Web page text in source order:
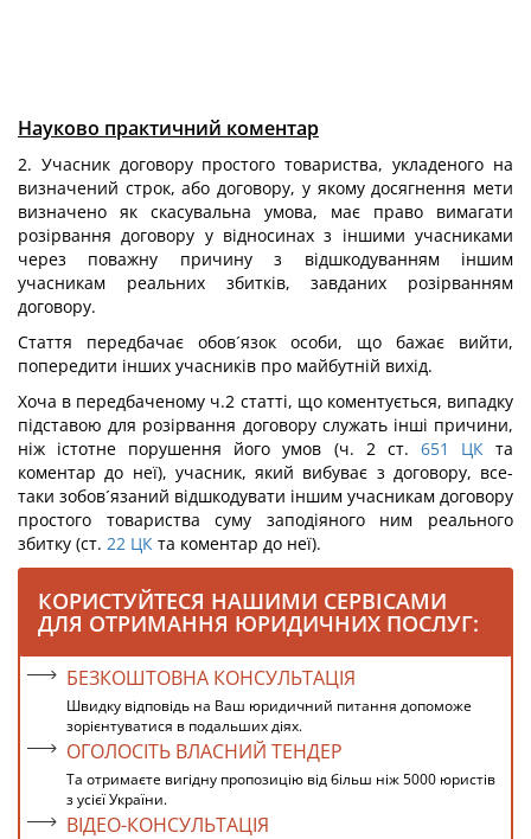
Науково практичний коментар
2. Учасник договору простого товариства, укладеного на
визначений строк, або договору, у якому досягнення мети
визначено як скасувальна умова, має право вимагати
розірвання договору у відносинах з іншими учасниками
через поважну причину з відшкодуванням іншим
учасникам реальних збитків, завданих розірванням
договору.
Стаття передбачає обов´язок особи, що бажає вийти,
попередити інших учасників про майбутній вихід.
Хоча в передбаченому ч.2 статті, що коментується, випадку
підставою для розірвання договору служать інші причини,
ніж істотне порушення його умов (ч. 2 ст. 651 ЦКта
коментар до неї), учасник, який вибуває з договору, все-
таки зобов´язаний відшкодувати іншим учасникам договору
простого товариства суму заподіяного ним реального
збитку (ст. 22 ЦК та коментар до неї).
КОРИСТУЙТЕСЯ НАШИМИ СЕРВІСАМИ
ДЛЯ ОТРИМАННЯ ЮРИДИЧНИХ ПОСЛУГ:
БЕЗКОШТОВНА КОНСУЛЬТАЦІЯ
Швидку відповідь на Ваш юридичний питання допоможе
зорієнтуватися в подальших діях.
ОГОЛОСІТЬ ВЛАСНИЙ ТЕНДЕР
Та отримаєте вигідну пропозицію від більш ніж 5000 юристів
з усієї України.
ВІДЕО-КОНСУЛЬТАЦІЯ